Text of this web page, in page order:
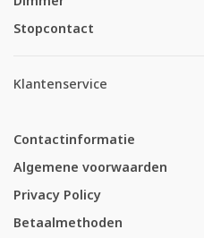
Stopcontact
Klantenservice
Contactinformatie
Algemene voorwaarden
Privacy Policy
Betaalmethoden